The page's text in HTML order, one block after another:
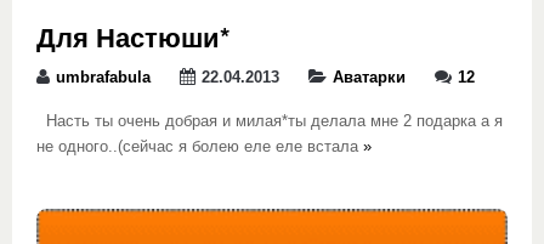
Для Настюши*
umbrafabula 22.04.2013 Аватарки 12
Насть ты очень добрая и милая*ты делала мне 2 подарка а я
не одного..(сейчас я болею еле еле встала »